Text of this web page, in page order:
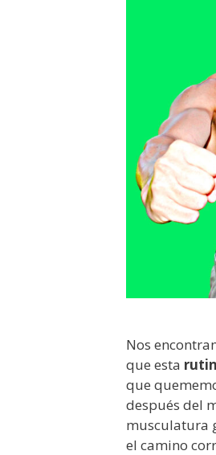
Nos
que esta
que
después del
musculatura
el camino